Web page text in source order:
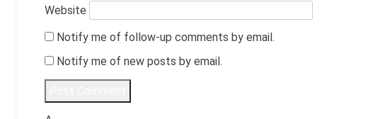
Website
Notify me of follow-up comments by email.
Notify me of new posts by email.